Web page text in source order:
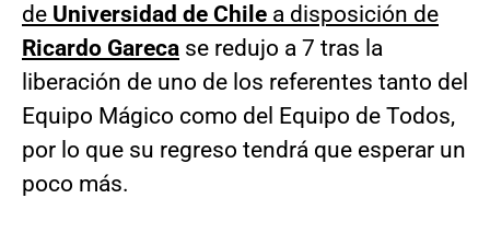
de Universidad de Chile a disposición de
Ricardo Gareca se redujo a 7 tras la
liberación de uno de los referentes tanto del
Equipo Mágico como del Equipo de Todos,
por lo que su regreso tendrá que esperar un
poco más.